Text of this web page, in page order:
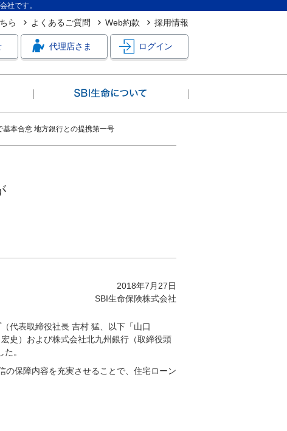
社です。
ら よくあるご質問 Web約款 採用情報
代理店さま ログイン
本合意 地方銀行との提携第一号
2018年7月27日
SBI生命保険株式会社
代表取締役社長 吉村 猛、以下「山口
史）および株式会社北九州銀行（取締役頭
。
の保障内容を充実させることで、住宅ローン